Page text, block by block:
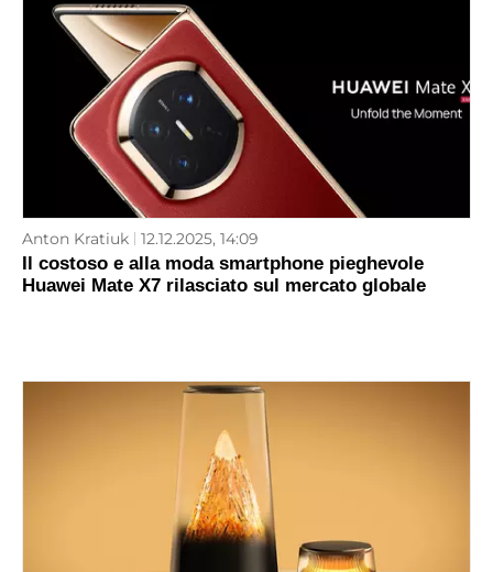
Anton Kratiuk 12.12.2025, 14:09
Il costoso e alla moda smartphone pieghevole
Huawei Mate X7 rilasciato sul mercato globale